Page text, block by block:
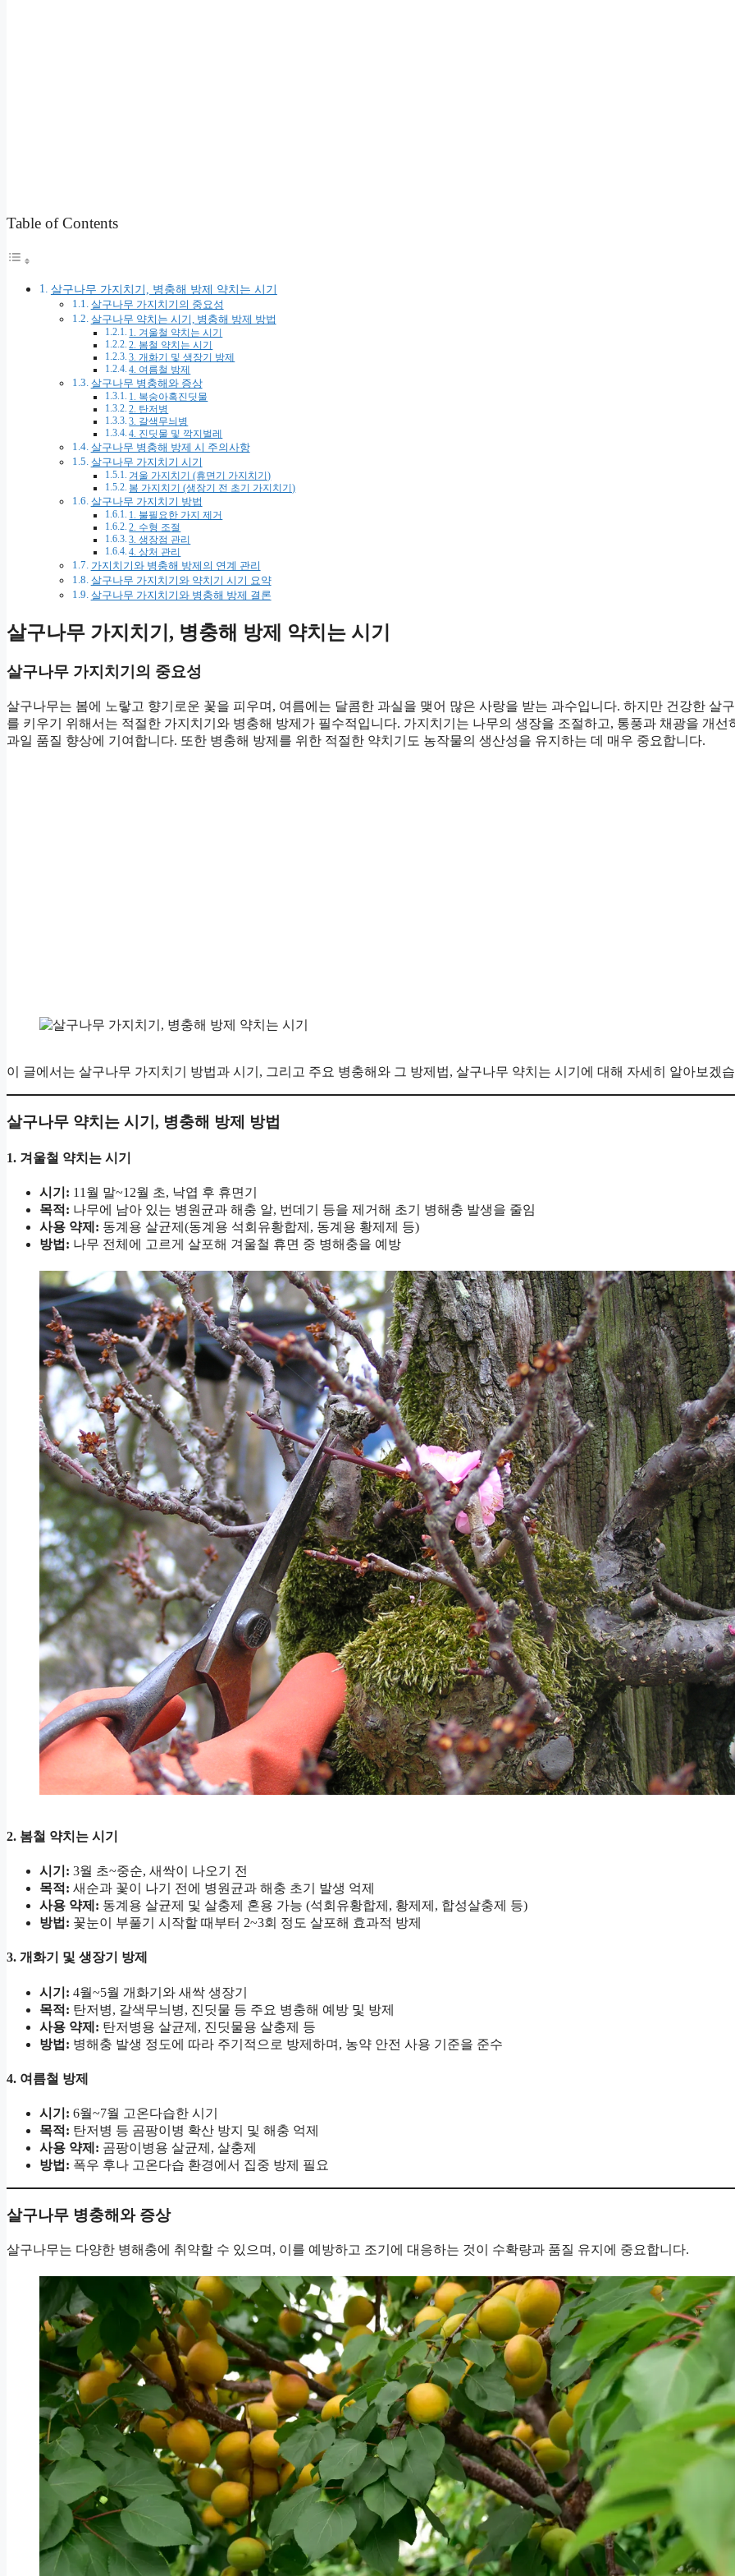
Table of Contents
살구나무 가지치기, 병충해 방제 약치는 시기
살구나무 가지치기의 중요성
살구나무 약치는 시기, 병충해 방제 방법
1. 겨울철 약치는 시기
2. 봄철 약치는 시기
3. 개화기 및 생장기 방제
4. 여름철 방제
살구나무 병충해와 증상
1. 복숭아혹진딧물
2. 탄저병
3. 갈색무늬병
4. 진딧물 및 깍지벌레
살구나무 병충해 방제 시 주의사항
살구나무 가지치기 시기
겨울 가지치기 (휴면기 가지치기)
봄 가지치기 (생장기 전 초기 가지치기)
살구나무 가지치기 방법
1. 불필요한 가지 제거
2. 수형 조절
3. 생장점 관리
4. 상처 관리
가지치기와 병충해 방제의 연계 관리
살구나무 가지치기와 약치기 시기 요약
살구나무 가지치기와 병충해 방제 결론
살구나무 가지치기, 병충해 방제 약치는 시기
살구나무 가지치기의 중요성
살구나무는 봄에 노랗고 향기로운 꽃을 피우며, 여름에는 달콤한 과실을 맺어 많은 사랑을 받는 과수입니다. 하지만 건강한 살
를 키우기 위해서는 적절한 가지치기와 병충해 방제가 필수적입니다. 가지치기는 나무의 생장을 조절하고, 통풍과 채광을 개선
과일 품질 향상에 기여합니다. 또한 병충해 방제를 위한 적절한 약치기도 농작물의 생산성을 유지하는 데 매우 중요합니다.
이 글에서는 살구나무 가지치기 방법과 시기, 그리고 주요 병충해와 그 방제법, 살구나무 약치는 시기에 대해 자세히 알아보겠
살구나무 약치는 시기, 병충해 방제 방법
1. 겨울철 약치는 시기
시기: 11월 말~12월 초, 낙엽 후 휴면기
목적: 나무에 남아 있는 병원균과 해충 알, 번데기 등을 제거해 초기 병해충 발생을 줄임
사용 약제: 동계용 살균제(동계용 석회유황합제, 동계용 황제제 등)
방법: 나무 전체에 고르게 살포해 겨울철 휴면 중 병해충을 예방
2. 봄철 약치는 시기
시기: 3월 초~중순, 새싹이 나오기 전
목적: 새순과 꽃이 나기 전에 병원균과 해충 초기 발생 억제
사용 약제: 동계용 살균제 및 살충제 혼용 가능 (석회유황합제, 황제제, 합성살충제 등)
방법: 꽃눈이 부풀기 시작할 때부터 2~3회 정도 살포해 효과적 방제
3. 개화기 및 생장기 방제
시기: 4월~5월 개화기와 새싹 생장기
목적: 탄저병, 갈색무늬병, 진딧물 등 주요 병충해 예방 및 방제
사용 약제: 탄저병용 살균제, 진딧물용 살충제 등
방법: 병해충 발생 정도에 따라 주기적으로 방제하며, 농약 안전 사용 기준을 준수
4. 여름철 방제
시기: 6월~7월 고온다습한 시기
목적: 탄저병 등 곰팡이병 확산 방지 및 해충 억제
사용 약제: 곰팡이병용 살균제, 살충제
방법: 폭우 후나 고온다습 환경에서 집중 방제 필요
살구나무 병충해와 증상
살구나무는 다양한 병해충에 취약할 수 있으며, 이를 예방하고 조기에 대응하는 것이 수확량과 품질 유지에 중요합니다.